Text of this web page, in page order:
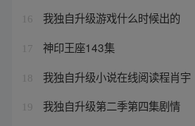
16 我独自升级游戏什么时候出的
17 神印王座143集
18 我独自升级小说在线阅读程肖宇
19 我独自升级第二季第四集剧情